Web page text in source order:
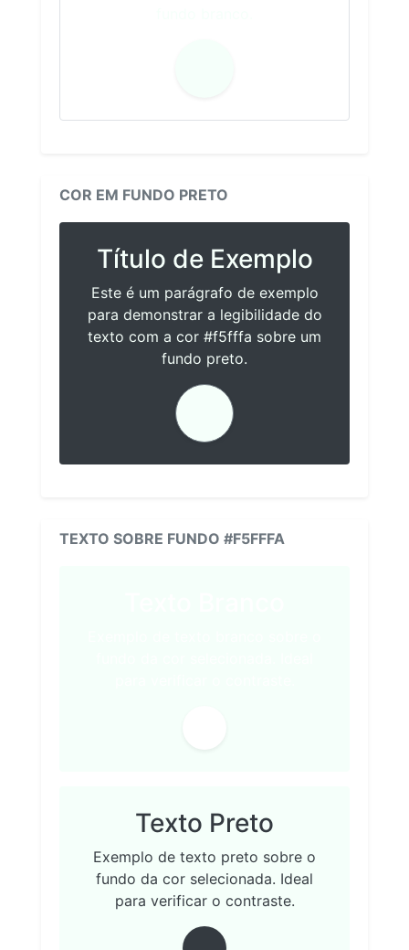
COR EM FUNDO PRETO
Título de Exemplo
Este é um parágrafo de exemplo
para demonstrar a legibilidade do
texto com a cor #f5fffa sobre um
fundo preto.
TEXTO SOBRE FUNDO #F5FFFA
Texto Preto
Exemplo de texto preto sobre o
fundo da cor selecionada. Ideal
para verificar o contraste.